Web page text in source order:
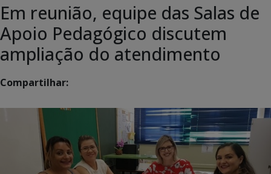
Em reunião, equipe das Salas de
Apoio Pedagógico discutem
ampliação do atendimento
Compartilhar: